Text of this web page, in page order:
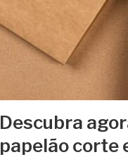
Descubra
papelão corte